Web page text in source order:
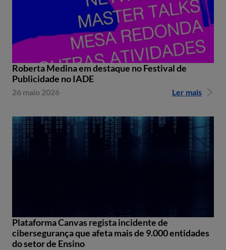
Roberta Medina em destaque no Festival de
Publicidade no IADE
26 maio 2026 Ler mais
Plataforma Canvas regista incidente de
cibersegurança que afeta mais de 9.000 entidades
do setor de Ensino